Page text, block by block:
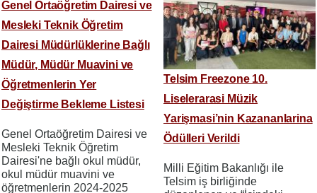
Genel Ortaöğretim Dairesi ve
Mesleki Teknik Öğretim
Dairesi Müdürlüklerine Bağlı
Müdür, Müdür Muavini ve
Öğretmenlerin Yer
Değiştirme Bekleme Listesi
Genel Ortaöğretim Dairesi ve
Mesleki Teknik Öğretim
Dairesi'ne bağlı okul müdür,
okul müdür muavini ve
öğretmenlerin 2024-2025
Telsim Freezone 10.
Liselerarasi Müzik
Yarişmasi’nin Kazananlarina
Ödülleri Verildi
Milli Eğitim Bakanlığı ile
Telsim iş birliğinde